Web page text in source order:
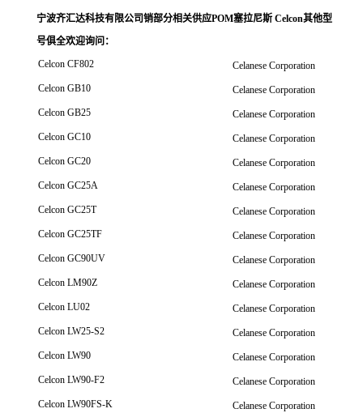
宁波齐汇达科技有限公司销部分相关供应POM塞拉尼斯 Celcon其他型
号俱全欢迎询问 ：
Celcon CF802
Celanese Corporation
Celcon GB10
Celanese Corporation
Celcon GB25
Celanese Corporation
Celcon GC10
Celanese Corporation
Celcon GC20
Celanese Corporation
Celcon GC25A
Celanese Corporation
Celcon GC25T
Celanese Corporation
Celcon GC25TF
Celanese Corporation
Celcon GC90UV
Celanese Corporation
Celcon LM90Z
Celanese Corporation
Celcon LU02
Celanese Corporation
Celcon LW25-S2
Celanese Corporation
Celcon LW90
Celanese Corporation
Celcon LW90-F2
Celanese Corporation
Celcon LW90FS-K
Celanese Corporation